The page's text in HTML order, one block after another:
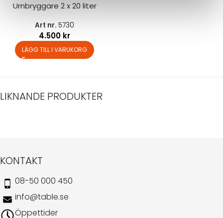
Urnbryggare 2 x 20 liter
Art nr. 5730
4.500 kr
LÄGG TILL I VARUKORG
LIKNANDE PRODUKTER
KONTAKT
08-50 000 450
info@table.se
Öppettider